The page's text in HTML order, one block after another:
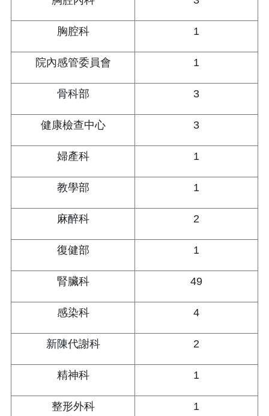
胸腔科 1
院內感管委員會 1
骨科部 3
健康檢查中心 3
婦產科 1
教學部 1
麻醉科 2
復健部 1
腎臟科 49
感染科 4
新陳代謝科 2
精神科 1
整形外科 1